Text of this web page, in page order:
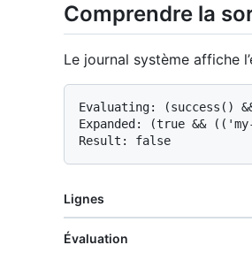
Comprendre la
Le journal système affiche
Evaluating: (success()
Expanded: (true &&
Lignes
Évaluation